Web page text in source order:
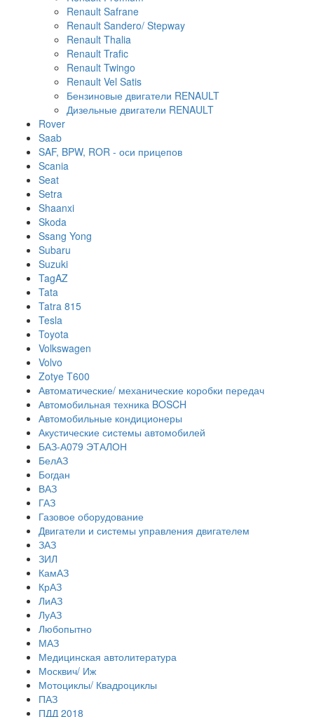
Renault Safrane
Renault Sandero/ Stepway
Renault Thalia
Renault Trafic
Renault Twingo
Renault Vel Satis
Бензиновые двигатели RENAULT
Дизельные двигатели RENAULT
Rover
Saab
SAF, BPW, ROR - оси прицепов
Scania
Seat
Setra
Shaanxi
Skoda
Ssang Yong
Subaru
Suzuki
TagAZ
Tata
Tatra 815
Tesla
Toyota
Volkswagen
Volvo
Zotye T600
Автоматические/ механические коробки передач
Автомобильная техника BOSCH
Автомобильные кондиционеры
Акустические системы автомобилей
БАЗ-А079 ЭТАЛОН
БелАЗ
Богдан
ВАЗ
ГАЗ
Газовое оборудование
Двигатели и системы управления двигателем
ЗАЗ
ЗИЛ
КамАЗ
КрАЗ
ЛиАЗ
ЛуАЗ
Любопытно
МАЗ
Медицинская автолитература
Москвич/ Иж
Мотоциклы/ Квадроциклы
ПАЗ
ПДД 2018